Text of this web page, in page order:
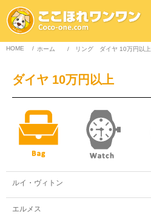
HOME / ホーム / リング ダイヤ 10万円以上
ダイヤ 10万円以上
ルイ・ヴィトン
エルメス